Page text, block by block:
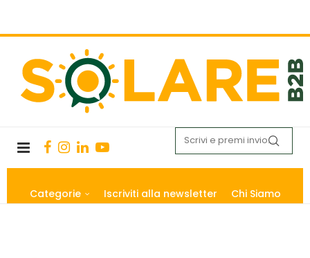
Categorie Iscriviti alla newsletter Chi Siamo